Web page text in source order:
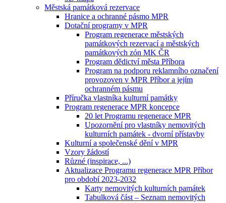
Městská památková rezervace
Hranice a ochranné pásmo MPR
Dotační programy v MPR
Program regenerace městských
památkových rezervací a městských
památkových zón MK ČR
Program dědictví města Příbora
Program na podporu reklamního označení
provozoven v MPR Příbor a jejím
ochranném pásmu
Příručka vlastníka kulturní památky
Program regenerace MPR koncepce
20 let Programu regenerace MPR
Upozornění pro vlastníky nemovitých
kulturních památek - dvorní přístavby
Kulturní a společenské dění v MPR
Vzory žádostí
Různé (inspirace, ...)
Aktualizace Programu regenerace MPR Příbor
pro období 2023-2032
Karty nemovitých kulturních památek
Tabulková část – Seznam nemovitých